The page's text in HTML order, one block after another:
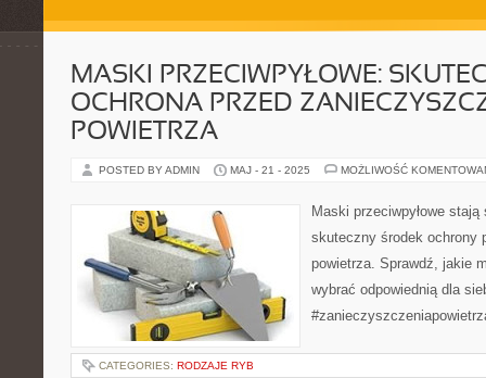
MASKI PRZECIWPYŁOWE:
OCHRONA PRZED
POWIETRZA
POSTED BY ADMIN MAJ - 21 - 2025 MOŻLIWOŚĆ
Maski przeciwpyłowe
skuteczny środek ochrony
powietrza. Sprawdź, jakie
wybrać odpowiednią dla
CATEGORIES: RODZAJE RYB